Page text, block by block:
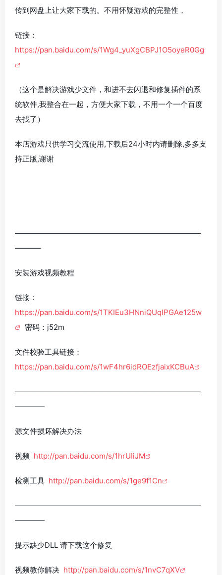
传到网盘上让大家下载的。不用怀疑游戏的完整性，
链接：
https://pan.baidu.com/s/1Wg4_yuXgCBPJ1O5oyeR0Gg
（这个是解决游戏少文件，和进不去闪退和修复插件的系
统软件,我整合在一起，方便大家下载，不用一个一个百度
去找了）
本店游戏只供学习交流使用,下载后24小时内请删除,多多支
持正版,谢谢
—————————————————————————
———–
安装游戏视频教程
链接：
https://pan.baidu.com/s/1TKIEu3HNniQUqIPGAe125w
密码：j52m
文件校验工具链接：
https://pan.baidu.com/s/1wF4hr6idROEzfjaixKCBuA
—————————————————————————
————
源文件损坏解决办法
视频 http://pan.baidu.com/s/1hrUIiJM
检测工具 http://pan.baidu.com/s/1ge9f1Cn
—————————————————————————
————
提示缺少DLL 请下载这个修复
视频教你解决 http://pan.baidu.com/s/1nvC7qXV